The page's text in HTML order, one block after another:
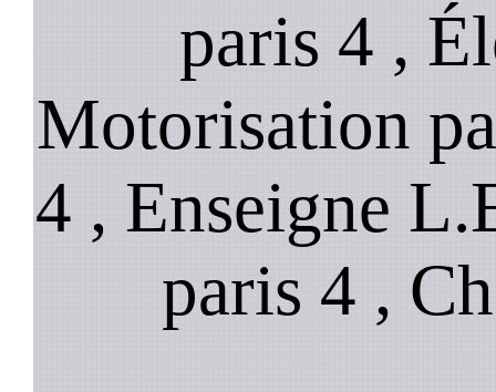
paris 4 ,
Motorisation
4 , Enseigne
paris 4 ,